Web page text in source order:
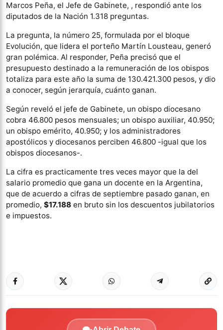
Marcos Peña, el Jefe de Gabinete, , respondió ante los
diputados de la Nación 1.318 preguntas.
La pregunta, la número 25, formulada por el bloque
Evolución, que lidera el porteño Martín Lousteau, generó
gran polémica. Al responder, Peña precisó que el
presupuesto destinado a la remuneración de los obispos
totaliza para este año la suma de 130.421.300 pesos, y dio
a conocer, según jerarquía, cuánto ganan.
Según reveló el jefe de Gabinete, un obispo diocesano
cobra 46.800 pesos mensuales; un obispo auxiliar, 40.950;
un obispo emérito, 40.950; y los administradores
apostólicos y diocesanos perciben 46.800 -igual que los
obispos diocesanos-.
La cifra es practicamente tres veces mayor que la del
salario promedio que gana un docente en la Argentina,
que de acuerdo a cifras de septiembre pasado ganan, en
promedio, $17.188 en bruto sin los descuentos jubilatorios
e impuestos.